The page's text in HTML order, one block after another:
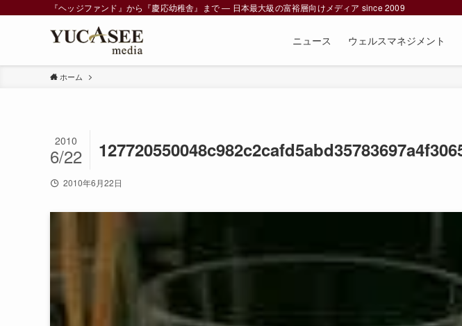
『ヘッジファンド』から『慶応幼稚舎』まで ― 日本最大級の富裕層向けメディア since 2009
ニュース ウェルスマネジメント
ホーム
2010
6/22
2010年6月22日